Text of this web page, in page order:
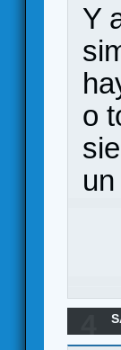
Y
o